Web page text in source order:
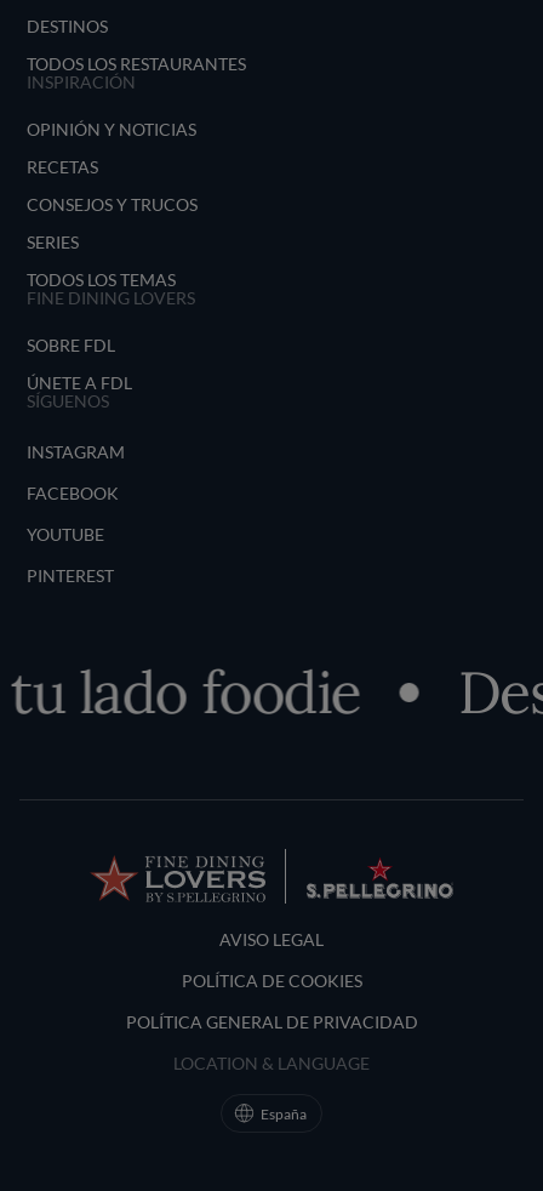
DESTINOS
TODOS LOS RESTAURANTES
INSPIRACIÓN
OPINIÓN Y NOTICIAS
RECETAS
CONSEJOS Y TRUCOS
SERIES
TODOS LOS TEMAS
FINE DINING LOVERS
SOBRE FDL
ÚNETE A FDL
SÍGUENOS
INSTAGRAM
FACEBOOK
YOUTUBE
PINTEREST
foodie
Terms and Conditions
AVISO LEGAL
POLÍTICA DE COOKIES
POLÍTICA GENERAL DE PRIVACIDAD
LOCATION & LANGUAGE
España